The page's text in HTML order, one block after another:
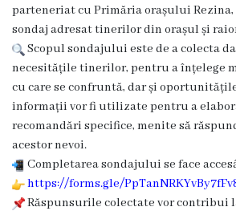
audiență
Primarul
Aparatul
primăriei
Competențele
primarului
parteneriat cu Primăria orașului Rezina,
sondaj adresat tinerilor din orașul și
Scopul sondajului este de a colecta
necesitățile tinerilor, pentru a înțelege
cu care se confruntă, dar și
informații vor fi utilizate pentru a
recomandări specifice, menite să
acestor nevoi.
Completarea sondajului se face
https://forms.gle/
Răspunsurile colectate vor contribui